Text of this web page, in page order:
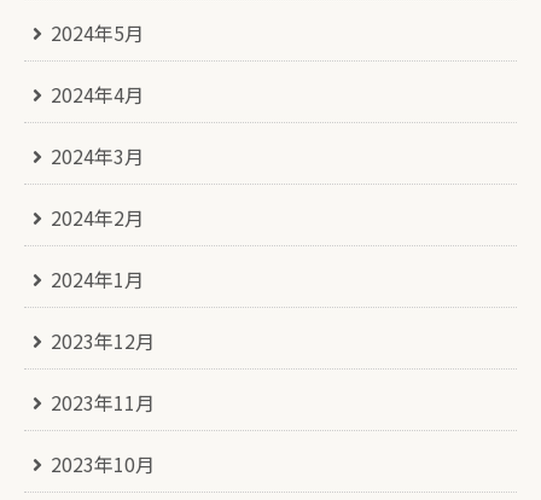
2024年5月
2024年4月
2024年3月
2024年2月
2024年1月
2023年12月
2023年11月
2023年10月